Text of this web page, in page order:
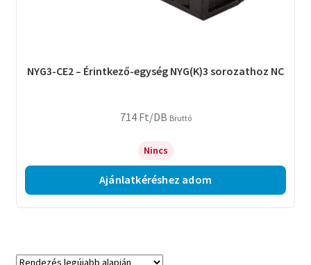
NYG3-CE2 – Érintkező-egység NYG(K)3 sorozathoz NC
714 Ft/DB Bruttó
Nincs
Ajánlatkéréshez adom